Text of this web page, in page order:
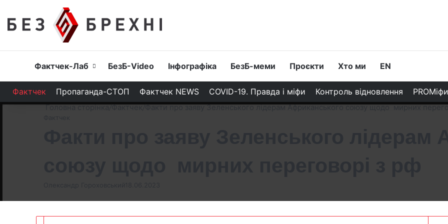
Головна
Фактчек-Лаб БезБ-Video Інфографіка БезБ-меми Проєкти Хто ми EN
Фактчек Пропаганда-СТОП Фактчек NEWS COVID-19. Правда і міфи Контроль відновлення PROМіфи
Головна сторінка/Фактчек/Факти про заяву Зеленського лідерам Африканського союзу щодо мирних